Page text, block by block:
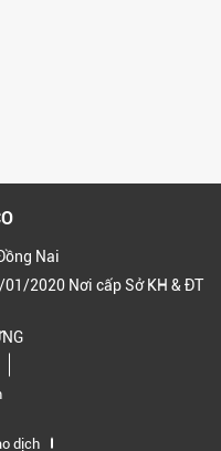
Nai
2020 Nơi cấp Sở KH & ĐT
dịch